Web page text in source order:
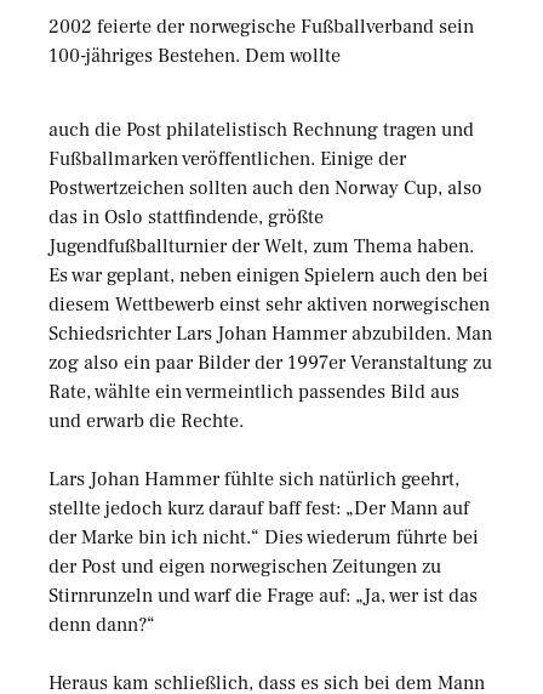
2002 feierte der norwegische Fußballverband sein
100-jähriges Bestehen. Dem wollte
auch die Post philatelistisch Rechnung tragen und
Fußballmarken veröffentlichen. Einige der
Postwertzeichen sollten auch den Norway Cup, also
das in Oslo stattfindende, größte
Jugendfußballturnier der Welt, zum Thema haben.
Es war geplant, neben einigen Spielern auch den bei
diesem Wettbewerb einst sehr aktiven norwegischen
Schiedsrichter Lars Johan Hammer abzubilden. Man
zog also ein paar Bilder der 1997er Veranstaltung zu
Rate, wählte ein vermeintlich passendes Bild aus
und erwarb die Rechte.
Lars Johan Hammer fühlte sich natürlich geehrt,
stellte jedoch kurz darauf baff fest: „Der Mann auf
der Marke bin ich nicht.“ Dies wiederum führte bei
der Post und eigen norwegischen Zeitungen zu
Stirnrunzeln und warf die Frage auf: „Ja, wer ist das
denn dann?“
Heraus kam schließlich, dass es sich bei dem Mann